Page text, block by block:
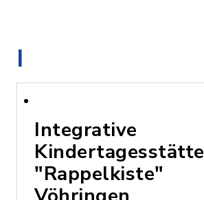
I
Integrative
Kindertagesstätte
"Rappelkiste"